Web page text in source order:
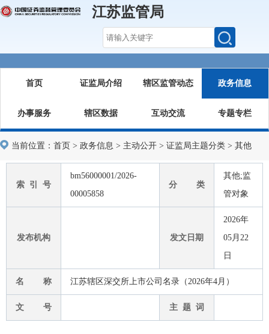
江苏监管局
首页 证监局介绍 辖区监管动态 政务信息
办事服务 辖区数据 互动交流 专题专栏
当前位置： 首页 > 政务信息 > 主动公开 > 证监局主题分类 > 其他
索 引 号
bm56000001/2026-
00005858
分 类
其他;监
管对象
发布机构 发文日期
2026年
05月22
日
名 称 江苏辖区深交所上市公司名录（2026年4月）
文 号 主 题 词